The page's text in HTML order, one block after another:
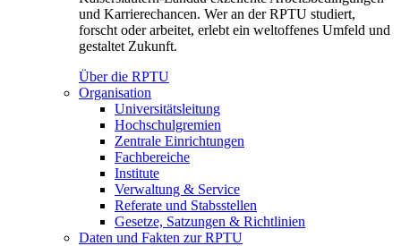
und Karrierechancen. Wer an der RPTU studiert,
forscht oder arbeitet, erlebt ein weltoffenes Umfeld und
gestaltet Zukunft.
Über die RPTU
Organisation
Universitätsleitung
Hochschulgremien
Zentrale Einrichtungen
Fachbereiche
Institute
Verwaltung & Service
Referate und Stabsstellen
Gesetze, Satzungen & Richtlinien
Daten und Fakten zur RPTU